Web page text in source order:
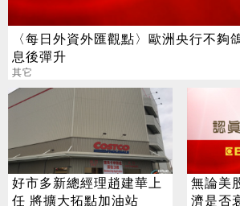
〈每日外資外匯觀點〉歐洲央行不夠
息後彈升
其它
好市多新總經理趙建華上
任 將擴大拓點加油站
無論美
濟是否